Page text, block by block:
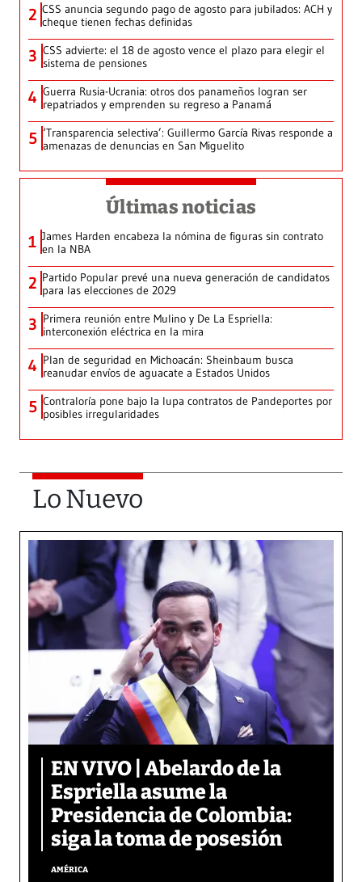
2 CSS anuncia segundo pago de agosto para jubilados: ACH y
cheque tienen fechas definidas
3 CSS advierte: el 18 de agosto vence el plazo para elegir el
sistema de pensiones
4 Guerra Rusia-Ucrania: otros dos panameños logran ser
repatriados y emprenden su regreso a Panamá
5 ‘Transparencia selectiva’: Guillermo García Rivas responde a
amenazas de denuncias en San Miguelito
Últimas noticias
1 James Harden encabeza la nómina de figuras sin contrato
en la NBA
2 Partido Popular prevé una nueva generación de candidatos
para las elecciones de 2029
3 Primera reunión entre Mulino y De La Espriella:
interconexión eléctrica en la mira
4 Plan de seguridad en Michoacán: Sheinbaum busca
reanudar envíos de aguacate a Estados Unidos
5 Contraloría pone bajo la lupa contratos de Pandeportes por
posibles irregularidades
Lo Nuevo
EN VIVO | Abelardo de la
Espriella asume la
Presidencia de Colombia:
siga la toma de posesión
AMÉRICA